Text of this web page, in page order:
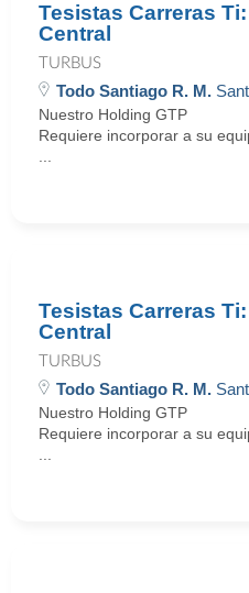
Tesistas Carreras
Central
TURBUS
Todo Santiago R. M.
Nuestro Holding GTP
Requiere incorporar a su
Tesistas Carreras
Central
TURBUS
Todo Santiago R. M.
Nuestro Holding GTP
Requiere incorporar a su